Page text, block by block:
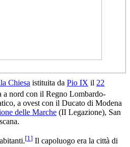
Chiesa istituita da Pio IX il 22
a nord con il Regno Lombardo-
a ovest con il Ducato di Modena
delle Marche (II Legazione), San
[1] Il capoluogo era la città di